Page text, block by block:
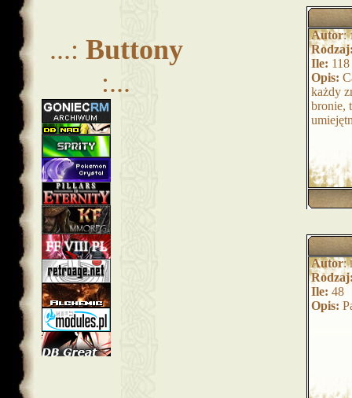
...: Buttony
:...
Autor:
Ile: 118
Opis:
każdy
bronie,
Autor:
Ile: 48
Opis: